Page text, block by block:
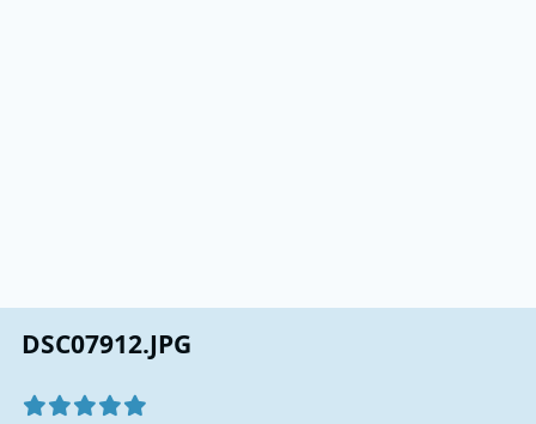
DSC07912.JPG